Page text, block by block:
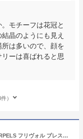
モチーフは花冠と
晶のようにも見え
は多いので、顔を
ーは喜ばれると思
）
ヴァンクリーフ&アーペル VAN CLEEF ARPELS フリヴォル ブレスレット ミニモデル VCARP7SC00 新品 ジュエリー ブランドジュエリー